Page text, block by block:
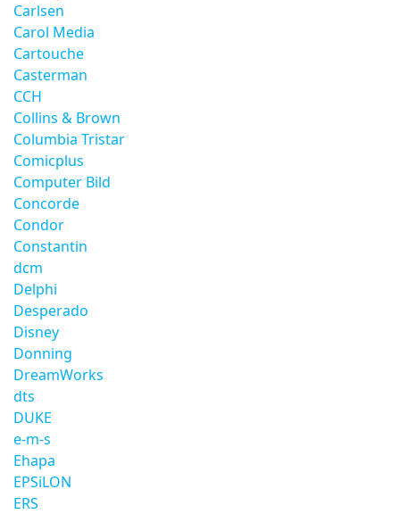
Carlsen
Carol Media
Cartouche
Casterman
CCH
Collins & Brown
Columbia Tristar
Comicplus
Computer Bild
Concorde
Condor
Constantin
dcm
Delphi
Desperado
Disney
Donning
DreamWorks
dts
DUKE
e-m-s
Ehapa
EPSiLON
ERS